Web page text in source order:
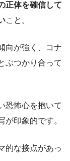
正体を確信して
こと。
向が強く、コナ
ぶつかり合って
恐怖心を抱いて
印象的です。
的な接点があっ